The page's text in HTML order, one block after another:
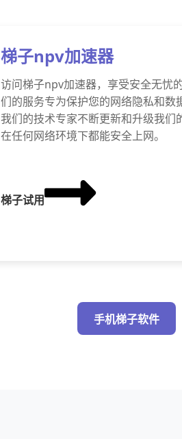
梯子npv加速器
访问梯子npv加速器，享受安全无忧
们的服务专为保护您的网络隐私和数
我们的技术专家不断更新和升级我们
在任何网络环境下都能安全上网。
梯子试用
手机梯子软件